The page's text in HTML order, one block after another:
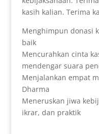
kasih kalian. Terima
Menghimpun donasi
baik
Mencurahkan cinta
mendengar suara
Menjalankan empat
Dharma
Meneruskan jiwa
ikrar, dan praktik